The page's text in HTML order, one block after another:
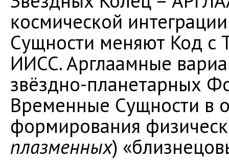
космической
Сущности меняют Код
ИИСС. Арглаамные
звёздно-планетарных
Временные Сущности в
формирования
плазменных)